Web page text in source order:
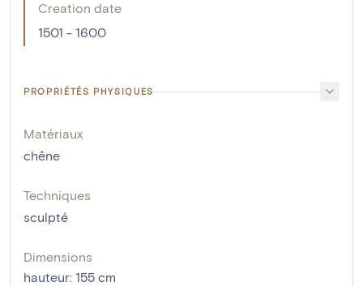
Creation date
1501 - 1600
PROPRIÉTÉS PHYSIQUES
Matériaux
chêne
Techniques
sculpté
Dimensions
hauteur: 155 cm